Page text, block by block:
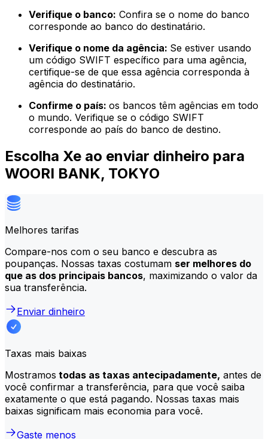
Verifique o banco: Confira se o nome do banco
corresponde ao banco do destinatário.
Verifique o nome da agência: Se estiver usando
um código SWIFT específico para uma agência,
certifique-se de que essa agência corresponda à
agência do destinatário.
Confirme o país: os bancos têm agências em todo
o mundo. Verifique se o código SWIFT
corresponde ao país do banco de destino.
Escolha Xe ao enviar dinheiro para
WOORI BANK, TOKYO
Melhores tarifas
Compare-nos com o seu banco e descubra as
poupanças. Nossas taxas costumam ser melhores do
que as dos principais bancos, maximizando o valor da
sua transferência.
Enviar dinheiro
Taxas mais baixas
Mostramos todas as taxas antecipadamente, antes de
você confirmar a transferência, para que você saiba
exatamente o que está pagando. Nossas taxas mais
baixas significam mais economia para você.
Gaste menos